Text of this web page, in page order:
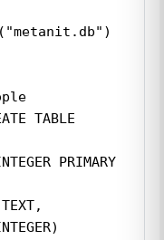
"metanit.db" )
TABLE
PRIMARY